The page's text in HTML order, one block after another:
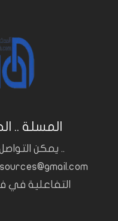
المسلة ..
.. يمكن
التفاعلية في